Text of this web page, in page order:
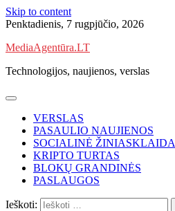
Skip to content
Penktadienis, 7 rugpjūčio, 2026
MediaAgentūra.LT
Technologijos, naujienos, verslas
VERSLAS
PASAULIO NAUJIENOS
SOCIALINĖ ŽINIASKLAIDA
KRIPTO TURTAS
BLOKŲ GRANDINĖS
PASLAUGOS
Ieškoti: